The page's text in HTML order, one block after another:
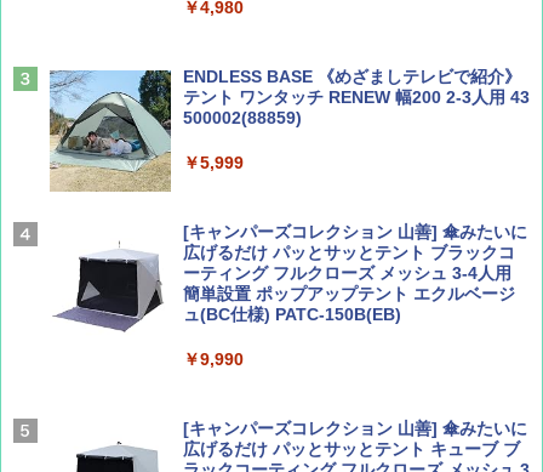
AIRLINE（エアライン）2026年9月号【特
集】ボーイング110周年を祝して！
￥1,760
ァキア 2026～2027 地球の歩き方A ヨーロッ
￥2,277
新しい日本地理 地図・統計・移動から読み
解く (講談社現代新書)
￥1,540
￥4,980
ENDLESS BASE 《めざましテレビで紹介》
テント ワンタッチ RENEW 幅200 2-3人用 43
500002(88859)
￥5,999
[キャンパーズコレクション 山善] 傘みたいに
広げるだけ パッとサッとテント ブラックコ
ーティング フルクローズ メッシュ 3-4人用
簡単設置 ポップアップテント エクルベージ
ュ(BC仕様) PATC-150B(EB)
￥9,990
[キャンパーズコレクション 山善] 傘みたいに
広げるだけ パッとサッとテント キューブ ブ